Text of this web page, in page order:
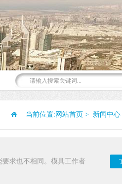
当前位置: 网站首页 > 新闻中心
求也不相同。模具工作者